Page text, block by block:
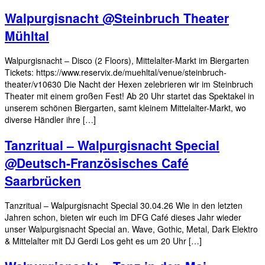
Walpurgisnacht @Steinbruch Theater
Mühltal
Walpurgisnacht – Disco (2 Floors), Mittelalter-Markt im Biergarten
Tickets: https://www.reservix.de/muehltal/venue/steinbruch-
theater/v10630 Die Nacht der Hexen zelebrieren wir im Steinbruch
Theater mit einem großen Fest! Ab 20 Uhr startet das Spektakel in
unserem schönen Biergarten, samt kleinem Mittelalter-Markt, wo
diverse Händler ihre […]
Tanzritual – Walpurgisnacht Special
@Deutsch-Französisches Café
Saarbrücken
Tanzritual – Walpurgisnacht Special 30.04.26 Wie in den letzten
Jahren schon, bieten wir euch im DFG Café dieses Jahr wieder
unser Walpurgisnacht Special an. Wave, Gothic, Metal, Dark Elektro
& Mittelalter mit DJ Gerdi Los geht es um 20 Uhr […]